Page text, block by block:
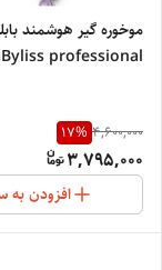
موخوره گیر هوشمند
professional
4,600,000
17%
3,795,000
افزودن به